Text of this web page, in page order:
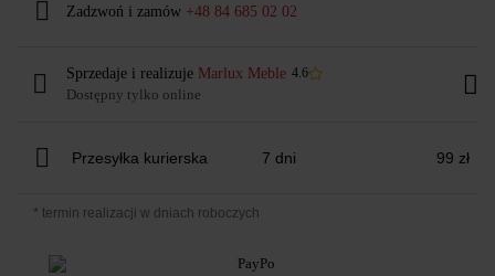
Zadzwoń i zamów +48 84 685 02 02
Sprzedaje i realizuje Marlux Meble 4.6
Dostępny tylko online
Przesyłka kurierska 7 dni 99 zł
* termin realizacji w dniach roboczych